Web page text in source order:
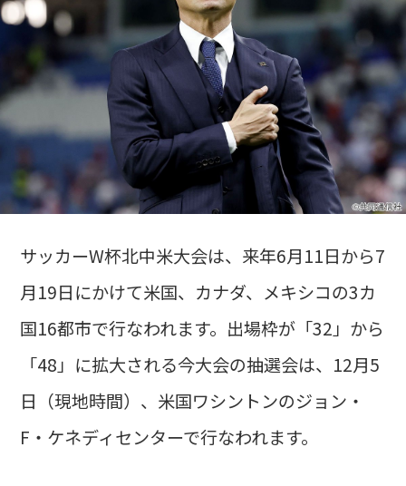
サッカーW杯北中米大会は、来年6月11日から7
月19日にかけて米国、カナダ、メキシコの3カ
国16都市で行なわれます。出場枠が「32」から
「48」に拡大される今大会の抽選会は、12月5
日（現地時間）、米国ワシントンのジョン・
F・ケネディセンターで行なわれます。